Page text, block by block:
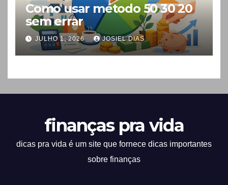
Como usar método 50 30 20
sem errar
JULHO 1, 2026 JOSIEL DIAS
finanças pra vida
dicas pra vida é um site que fornece dicas importantes
sobre finanças